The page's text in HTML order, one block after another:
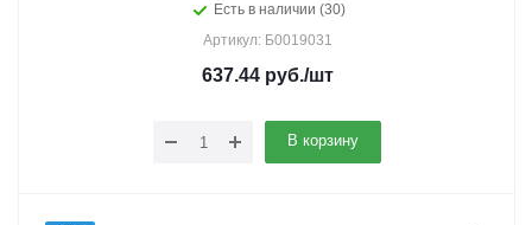
Есть в наличии (30)
Артикул: Б0019031
637.44руб./шт
В корзину